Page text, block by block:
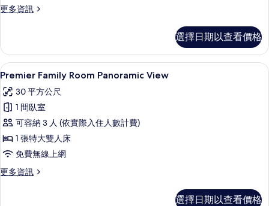
所
片
更多資訊
更
Room
(2+2)
的
情
選擇日期以查看價格
顯
示
Premier
Family
Room
Panoramic
View
的
高級寢具、迷你吧、客房內保險箱、書
4
Premier Family Room Panoramic View
30 平方公尺
1 間臥室
可容納 3 人 (依實際入住人數計費)
1 張特大雙人床
免費無線上網
更多資訊
更
選擇日期以查看價格